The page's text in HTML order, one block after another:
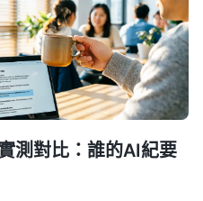
測對比：誰的AI紀要